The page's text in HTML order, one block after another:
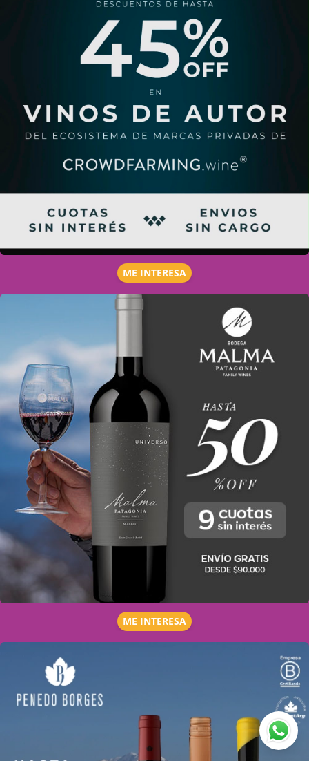
ME INTERESA
ME INTERESA